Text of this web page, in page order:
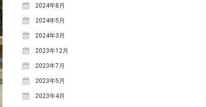
2024年8月
2024年5月
2024年3月
2023年12月
2023年7月
2023年5月
2023年4月